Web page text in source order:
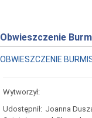
Obwieszczenie
OBWIESZCZENIE
Wytworzył:
Udostępnił: Joanna